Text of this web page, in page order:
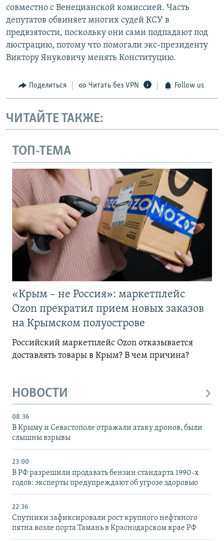
совместно с Венецианской комиссией. Часть
депутатов обвиняет многих судей КСУ в
предвзятости, поскольку они сами подпадают под
люстрацию, потому что помогали экс-президенту
Виктору Януковичу менять Конституцию.
Поделиться Читать без VPN Follow us
ЧИТАЙТЕ ТАКЖЕ:
ТОП-ТЕМА
«Крым – не Россия»: маркетплейс
Ozon прекратил прием новых заказов
на Крымском полуострове
Российский маркетплейс Ozon отказывается
доставлять товары в Крым? В чем причина?
НОВОСТИ
08:36
В Крыму и Севастополе отражали атаку дронов, были
слышны взрывы
23:00
В РФ разрешили продавать бензин стандарта 1990-х
годов: эксперты предупреждают об угрозе здоровью
22:36
Спутники зафиксировали рост крупного нефтяного
пятна возле порта Тамань в Краснодарском крае РФ